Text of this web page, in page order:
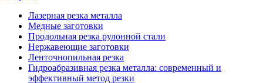
Лазерная резка металла
Медные заготовки
Продольная резка рулонной стали
Нержавеющие заготовки
Ленточнопильная резка
Гидроабразивная резка металла: современный и
эффективный метод резки